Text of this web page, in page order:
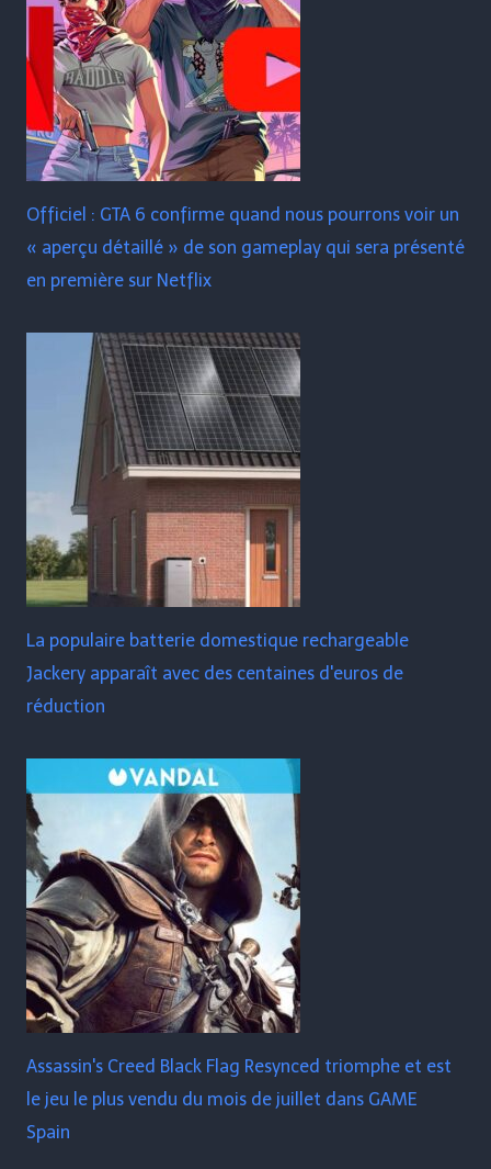
Officiel : GTA 6 confirme quand nous pourrons voir un
« aperçu détaillé » de son gameplay qui sera présenté
en première sur Netflix
La populaire batterie domestique rechargeable
Jackery apparaît avec des centaines d'euros de
réduction
Assassin's Creed Black Flag Resynced triomphe et est
le jeu le plus vendu du mois de juillet dans GAME
Spain